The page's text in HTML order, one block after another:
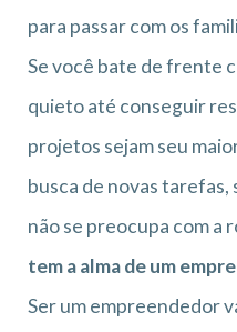
para passar com os
Se você bate de frente
quieto até conseguir
projetos sejam seu
busca de novas
não se preocupa com a
tem a alma de um
Ser um empreendedor